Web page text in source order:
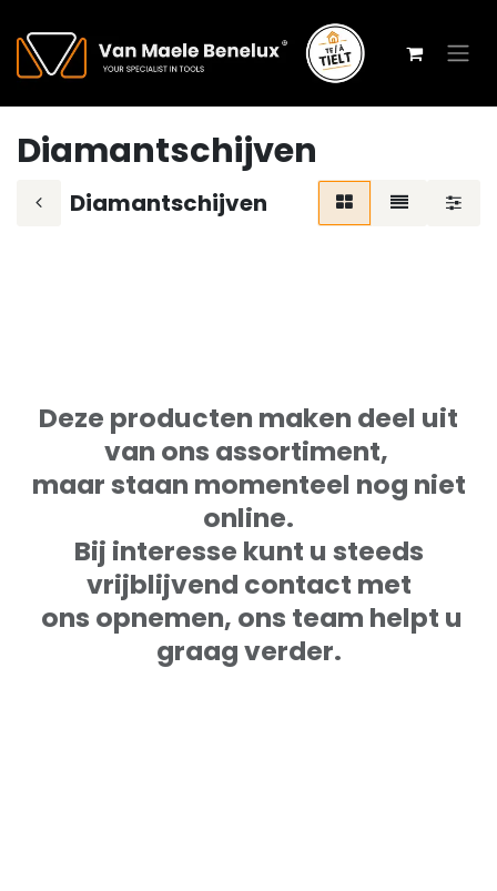
Diamantschijven
Diamantschijven
Deze producten maken deel uit
van ons assortiment,
maar staan momenteel nog niet
online.
Bij interesse kunt u steeds
vrijblijvend contact met
ons opnemen, ons team helpt u
graag verder.